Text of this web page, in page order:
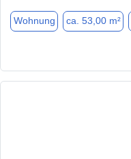
Wohnung ca. 53,00 m²